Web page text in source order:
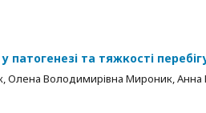
патогенезі та тяжкості
Олена Володимирівна Мироник, Анна